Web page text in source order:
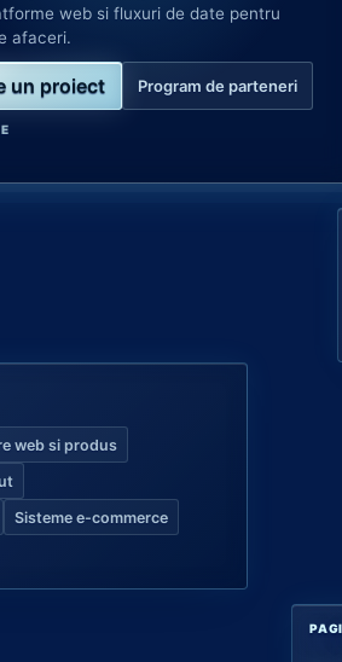
web si fluxuri de date pentru
afaceri.
un proiect Program de parteneri
web si produs
Sisteme e-commerce